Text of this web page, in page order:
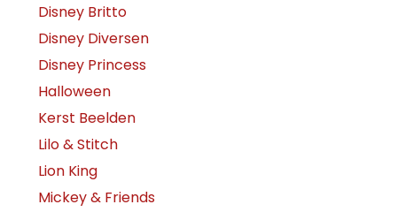
Disney Britto
Disney Diversen
Disney Princess
Halloween
Kerst Beelden
Lilo & Stitch
Lion King
Mickey & Friends